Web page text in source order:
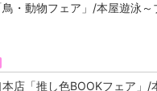
・動物フェア」/本屋遊泳
店「推し色BOOKフェア」/